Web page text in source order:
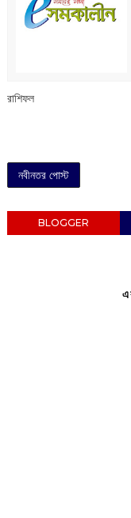
রাশিফল
নবীনতর পোস্ট
BLOGGER